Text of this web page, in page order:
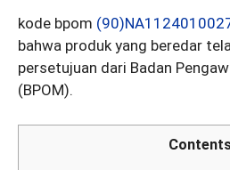
kode bpom
bahwa produk yang beredar
persetujuan dari Badan
(BPOM).